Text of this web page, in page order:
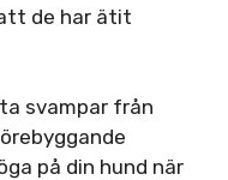
de har ätit
svampar från
på din hund när